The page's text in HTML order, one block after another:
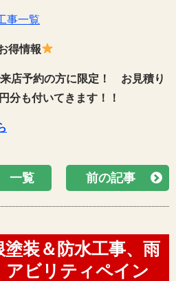
事一覧
得情報
店予約の方に限定！
お見積り
分も付いてきます！！
一覧 前の記事
装＆防水工事、雨
アビリティペイン